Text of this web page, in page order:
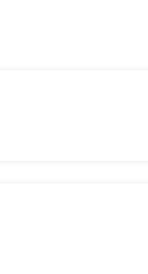
sans complications.
du marché.
des plateformes et des dApps.